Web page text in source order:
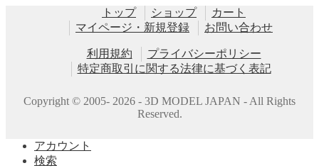
トップ ショップ
カート
マイページ・新規登録
お問い合わせ
利用規約
プライバシーポリシー
特定商取引に関する法律に基づく表記
Copyright © 2005- 2026 - 3D MODEL JAPAN - All Rights
Reserved.
アカウント
検索